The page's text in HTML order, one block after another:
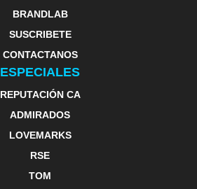
BRANDLAB
SUSCRIBETE
CONTACTANOS
ESPECIALES
REPUTACIÓN CA
ADMIRADOS
LOVEMARKS
RSE
TOM